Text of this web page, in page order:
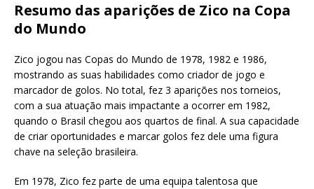
Resumo das aparições de Zico na Copa
do Mundo
Zico jogou nas Copas do Mundo de 1978, 1982 e 1986,
mostrando as suas habilidades como criador de jogo e
marcador de golos. No total, fez 3 aparições nos torneios,
com a sua atuação mais impactante a ocorrer em 1982,
quando o Brasil chegou aos quartos de final. A sua capacidade
de criar oportunidades e marcar golos fez dele uma figura
chave na seleção brasileira.
Em 1978, Zico fez parte de uma equipa talentosa que